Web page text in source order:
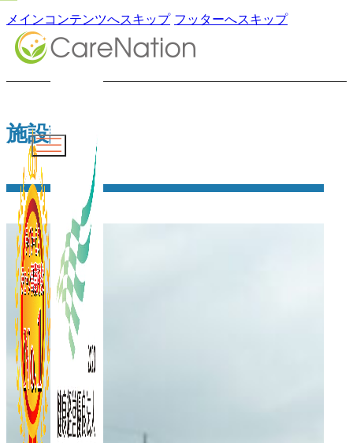
メインコンテンツへスキップ フッターへスキップ
施設詳細